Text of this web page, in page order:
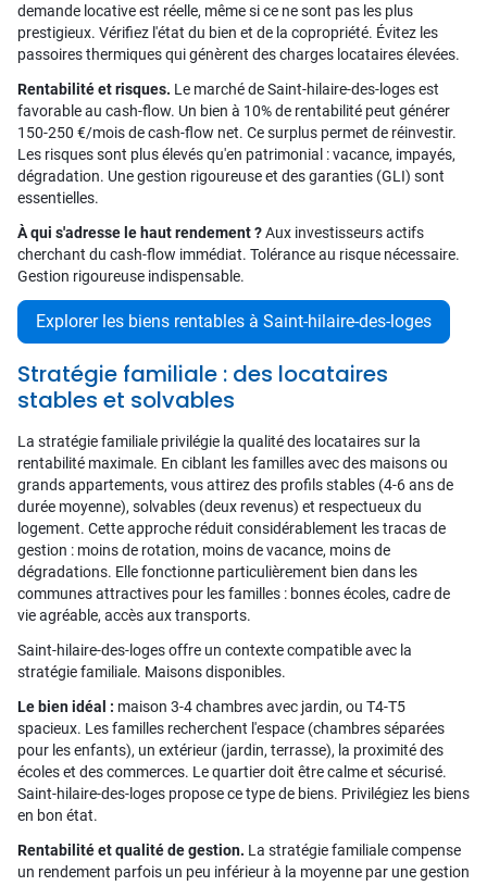
demande locative est réelle, même si ce ne sont pas les plus
prestigieux. Vérifiez l'état du bien et de la copropriété. Évitez les
passoires thermiques qui génèrent des charges locataires élevées.
Rentabilité et risques. Le marché de Saint-hilaire-des-loges est
favorable au cash-flow. Un bien à 10% de rentabilité peut générer
150-250 €/mois de cash-flow net. Ce surplus permet de réinvestir.
Les risques sont plus élevés qu'en patrimonial : vacance, impayés,
dégradation. Une gestion rigoureuse et des garanties (GLI) sont
essentielles.
À qui s'adresse le haut rendement ?Aux investisseurs actifs
cherchant du cash-flow immédiat. Tolérance au risque nécessaire.
Gestion rigoureuse indispensable.
Explorer les biens rentables à Saint-hilaire-des-loges
Stratégie familiale : des locataires
stables et solvables
La stratégie familiale privilégie la qualité des locataires sur la
rentabilité maximale. En ciblant les familles avec des maisons ou
grands appartements, vous attirez des profils stables (4-6 ans de
durée moyenne), solvables (deux revenus) et respectueux du
logement. Cette approche réduit considérablement les tracas de
gestion : moins de rotation, moins de vacance, moins de
dégradations. Elle fonctionne particulièrement bien dans les
communes attractives pour les familles : bonnes écoles, cadre de
vie agréable, accès aux transports.
Saint-hilaire-des-loges offre un contexte compatible avec la
stratégie familiale. Maisons disponibles.
Le bien idéal : maison 3-4 chambres avec jardin, ou T4-T5
spacieux. Les familles recherchent l'espace (chambres séparées
pour les enfants), un extérieur (jardin, terrasse), la proximité des
écoles et des commerces. Le quartier doit être calme et sécurisé.
Saint-hilaire-des-loges propose ce type de biens. Privilégiez les biens
en bon état.
Rentabilité et qualité de gestion. La stratégie familiale compense
un rendement parfois un peu inférieur à la moyenne par une gestion